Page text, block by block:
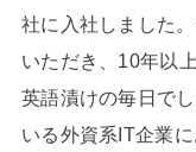
社に入社しました
いただき、10年以
英語漬けの毎日で
いる外資系IT企業